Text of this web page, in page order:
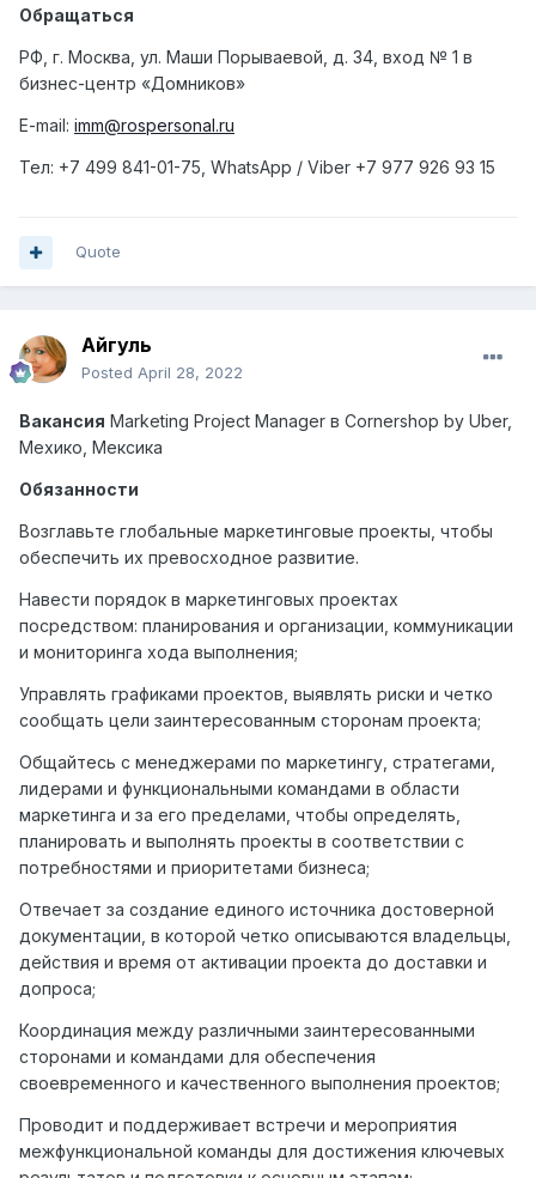
Обращаться
РФ, г. Москва, ул. Маши Порываевой, д. 34, вход № 1 в
бизнес-центр «Домников»
E-mail: imm@rospersonal.ru
Тел: +7 499 841-01-75, WhatsApp / Viber +7 977 926 93 15
Quote
Айгуль
Posted April 28, 2022
Вакансия Marketing Project Manager в Cornershop by Uber,
Мехико Мексика
Обязанности
Возглавьте глобальные маркетинговые проекты, чтобы
обеспечить их превосходное развитие.
Навести порядок в маркетинговых проектах
посредством: планирования и организации, коммуникации
и мониторинга хода выполнения;
Управлять графиками проектов, выявлять риски и четко
сообщать цели заинтересованным сторонам проекта;
Общайтесь с менеджерами по маркетингу, стратегами,
лидерами и функциональными командами в области
маркетинга и за его пределами, чтобы определять,
планировать и выполнять проекты в соответствии с
потребностями и приоритетами бизнеса;
Отвечает за создание единого источника достоверной
документации, в которой четко описываются владельцы,
действия и время от активации проекта до доставки и
допроса;
Координация между различными заинтересованными
сторонами и командами для обеспечения
своевременного и качественного выполнения проектов;
Проводит и поддерживает встречи и мероприятия
межфункциональной команды для достижения ключевых